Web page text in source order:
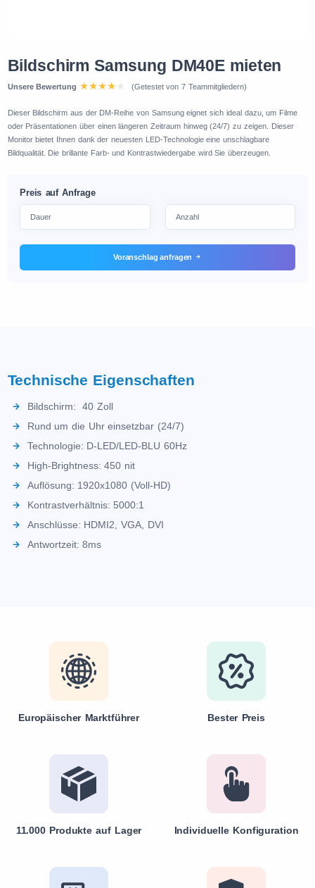
Bildschirm Samsung DM40E mieten
Unsere Bewertung (Getestet von 7 Teammitgliedern)
Dieser Bildschirm aus der DM-Reihe von Samsung eignet sich ideal dazu, um Filme
oder Präsentationen über einen längeren Zeitraum hinweg (24/7) zu zeigen. Dieser
Monitor bietet Ihnen dank der neuesten LED-Technologie eine unschlagbare
Bildqualität. Die brillante Farb- und Kontrastwiedergabe wird Sie überzeugen.
Preis auf Anfrage
Voranschlag anfragen
Technische Eigenschaften
Bildschirm: 40 Zoll
Rund um die Uhr einsetzbar (24/7)
Technologie: D-LED/LED-BLU 60Hz
High-Brightness: 450 nit
Auflösung: 1920x1080 (Voll-HD)
Kontrastverhältnis: 5000:1
Anschlüsse: HDMI2, VGA, DVI
Antwortzeit: 8ms
Europäischer Marktführer Bester Preis
11.000 Produkte auf Lager Individuelle Konfiguration